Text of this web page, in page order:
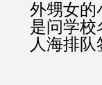
外甥女的
是问学校
人海排